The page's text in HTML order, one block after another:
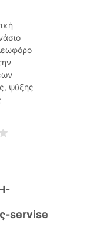
ψύξης
servise